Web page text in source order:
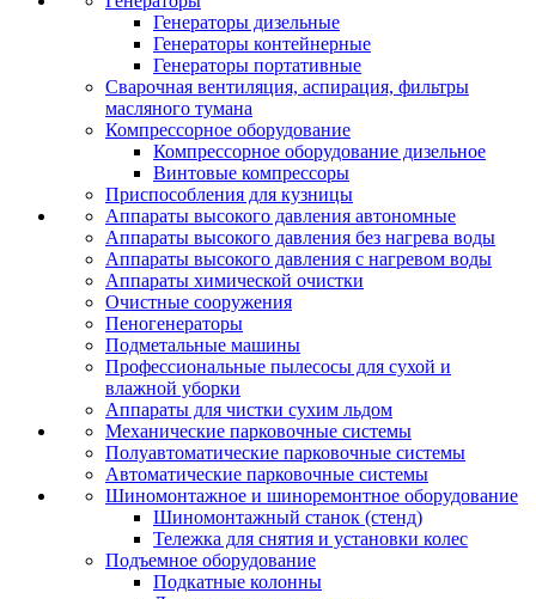
Генераторы дизельные
Генераторы контейнерные
Генераторы портативные
Сварочная вентиляция, аспирация, фильтры
масляного тумана
Компрессорное оборудование
Компрессорное оборудование дизельное
Винтовые компрессоры
Приспособления для кузницы
Аппараты высокого давления автономные
Аппараты высокого давления без нагрева воды
Аппараты высокого давления с нагревом воды
Аппараты химической очистки
Очистные сооружения
Пеногенераторы
Подметальные машины
Профессиональные пылесосы для сухой и
влажной уборки
Аппараты для чистки сухим льдом
Механические парковочные системы
Полуавтоматические парковочные системы
Автоматические парковочные системы
Шиномонтажное и шиноремонтное оборудование
Шиномонтажный станок (стенд)
Тележка для снятия и установки колес
Подъемное оборудование
Подкатные колонны